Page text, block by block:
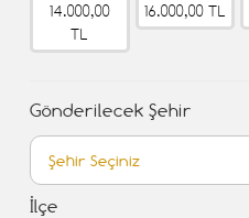
14.000,00
TL
16.000,00 TL
Gönderilecek Şehir
İlçe